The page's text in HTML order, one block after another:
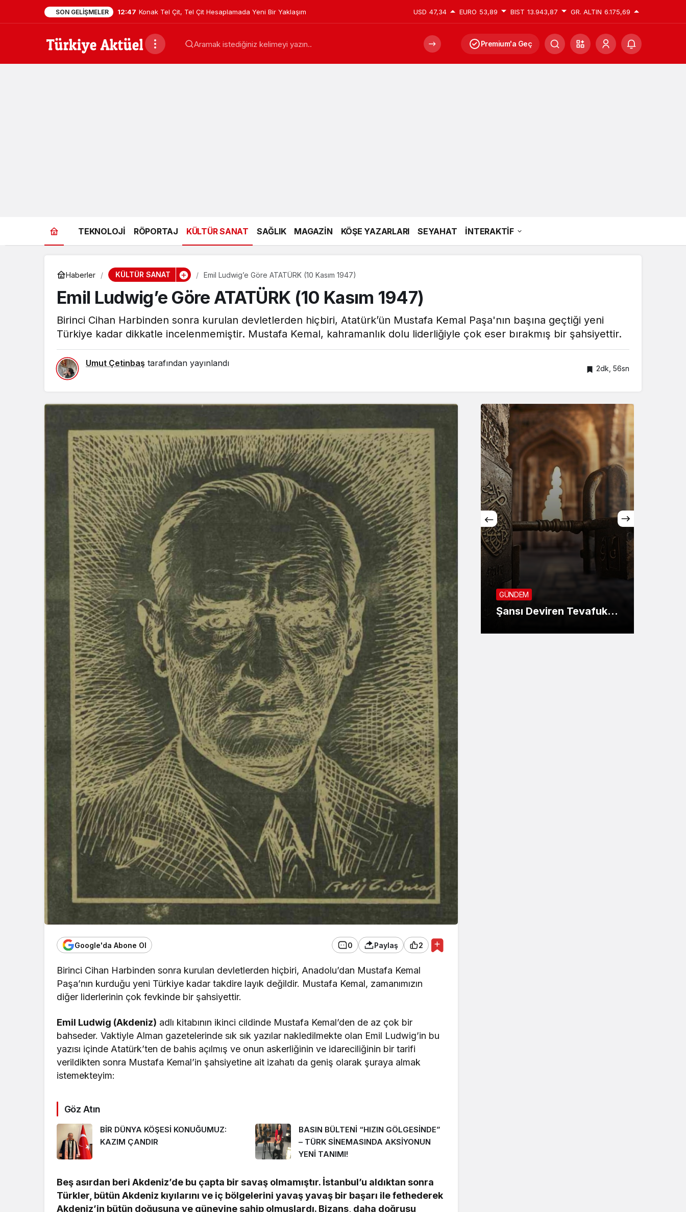
SON GELIŞMELER 12:47 Konak Tel Çit, Tel Çit Hesaplamada Yeni Bir Yaklaşım USD 47,34 EURO 53,89 BIST 13.943,87 GR. ALTIN 6.175,69
Premium'a Geç
TEKNOLOJİ RÖPORTAJ KÜLTÜR SANAT SAĞLIK MAGAZİN KÖŞE YAZARLARI SEYAHAT İNTERAKTİF
Haberler KÜLTÜR SANAT Emil Ludwig’e Göre ATATÜRK (10 Kasım 1947)
Emil Ludwig’e Göre ATATÜRK (10 Kasım 1947)
Birinci Cihan Harbinden sonra kurulan devletlerden hiçbiri, Atatürk’ün Mustafa Kemal Paşa'nın başına geçtiği yeni
Türkiye kadar dikkatle incelenmemiştir. Mustafa Kemal, kahramanlık dolu liderliğiyle çok eser bırakmış bir şahsiyettir.
Umut Çetinbaş tarafından yayınlandı
2dk, 56sn
Google'da Abone Ol 0 Paylaş 2
Birinci Cihan Harbinden sonra kurulan devletlerden hiçbiri, Anadolu’dan Mustafa Kemal
Paşa’nın kurduğu yeni Türkiye kadar takdire layık değildir. Mustafa Kemal, zamanımızın
diğer liderlerinin çok fevkinde bir şahsiyettir.
Emil Ludwig (Akdeniz) adlı kitabının ikinci cildinde Mustafa Kemal’den de az çok bir
bahseder. Vaktiyle Alman gazetelerinde sık sık yazılar nakledilmekte olan Emil Ludwig’in bu
yazısı içinde Atatürk’ten de bahis açılmış ve onun askerliğinin ve idareciliğinin bir tarifi
verildikten sonra Mustafa Kemal’in şahsiyetine ait izahatı da geniş olarak şuraya almak
istemekteyim:
Göz Atın
BİR DÜNYA KÖŞESİ KONUĞUMUZ:
KAZIM ÇANDIR
BASIN BÜLTENİ “HIZIN GÖLGESİNDE”
– TÜRK SİNEMASINDA AKSİYONUN
YENİ TANIMI!
Beş asırdan beri Akdeniz’de bu çapta bir savaş olmamıştır. İstanbul’u aldıktan sonra
Türkler, bütün Akdeniz kıyılarını ve iç bölgelerini yavaş yavaş bir başarı ile fethederek
Akdeniz’in bütün doğusuna ve güneyine sahip olmuşlardı. Bizans, daha doğrusu
EKONOMİ
Konak Tel Çit, Tel Çit
Hesaplamada Yeni Bir
Yaklaşım
GÜNDEM
Şansı Deviren Tevafuk…